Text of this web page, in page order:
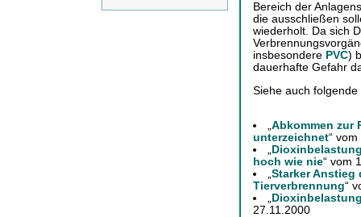
Bereich der
die ausschließen
wiederholt. Da sich
insbesondere PVC)
dauerhafte Gefahr
Siehe auch folgende
Abkommen zur
unterzeichnet“
hoch wie nie“ vom
Starker Anstieg
Tierverbrennung“
27.11.2000